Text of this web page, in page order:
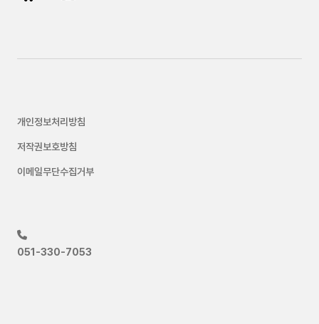
개인정보처리방침
저작권보호방침
이메일무단수집거부
051-330-7053